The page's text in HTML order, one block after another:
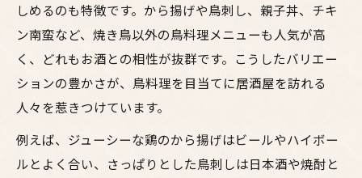
しめるのも特徴です。から揚げや鳥刺し、親子丼、チキ
ン南蛮など、焼き鳥以外の鳥料理メニューも人気が高
く、どれもお酒との相性が抜群です。こうしたバリエー
ションの豊かさが、鳥料理を目当てに居酒屋を訪れる
人々を惹きつけています。
例えば、ジューシーな鶏のから揚げはビールやハイボー
ルとよく合い、さっぱりとした鳥刺しは日本酒や焼酎と